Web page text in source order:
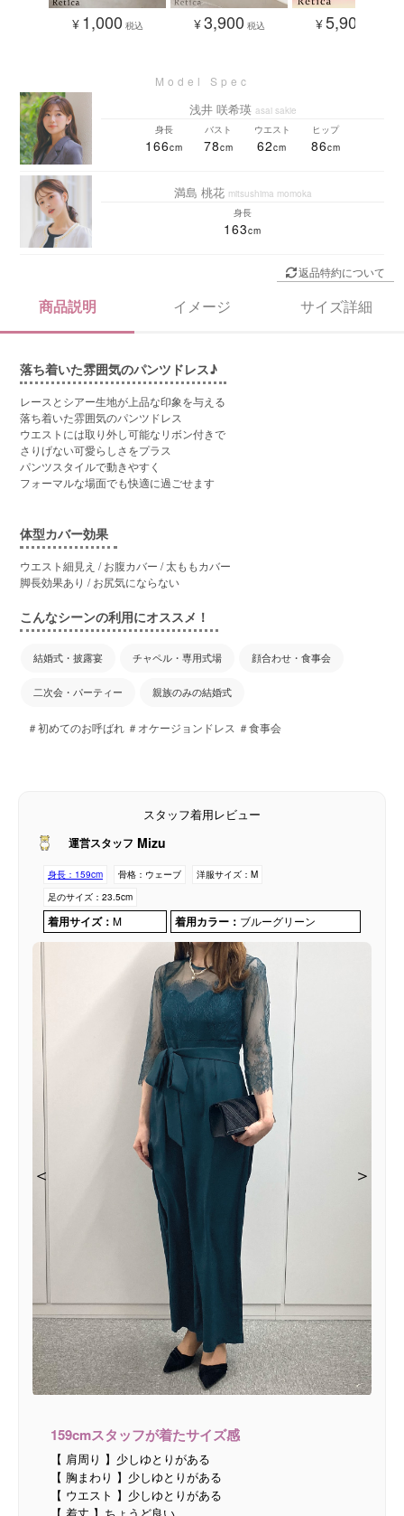
¥ 1,000 税込 ¥3,900 税込 ¥5,900
浅井 咲希瑛 asai sakie
身長
166
バスト
78
ウエスト
62
ヒップ
86
満島 桃花 mitsushima momoka
身長
163
返品特約について
商品説明 イメージ サイズ詳細
落ち着いた雰囲気のパンツドレス♪
レースとシアー生地が上品な印象を与える
落ち着いた雰囲気のパンツドレス
ウエストには取り外し可能なリボン付きで
さりげない可愛らしさをプラス
パンツスタイルで動きやすく
フォーマルな場面でも快適に過ごせます
体型カバー効果
ウエスト細見え / お腹カバー / 太ももカバー
脚長効果あり / お尻気にならない
こんなシーンの利用にオススメ！
結婚式・披露宴 チャペル・専用式場 顔合わせ・食事会
二次会・パーティー 親族のみの結婚式
＃初めてのお呼ばれ ＃オケージョンドレス ＃食事会
スタッフ着用レビュー
運営スタッフ Mizu
身長： 159cm 骨格： ウェーブ 洋服サイズ： M
足のサイズ： 23.5cm
着用サイズ： M 着用カラー： ブルーグリーン
＜ ＞
＜ ＞
＜ ＞
＜ ＞
159cmスタッフが着たサイズ感
【 肩周り 】少しゆとりがある
【 胸まわり 】少しゆとりがある
【 ウエスト 】少しゆとりがある